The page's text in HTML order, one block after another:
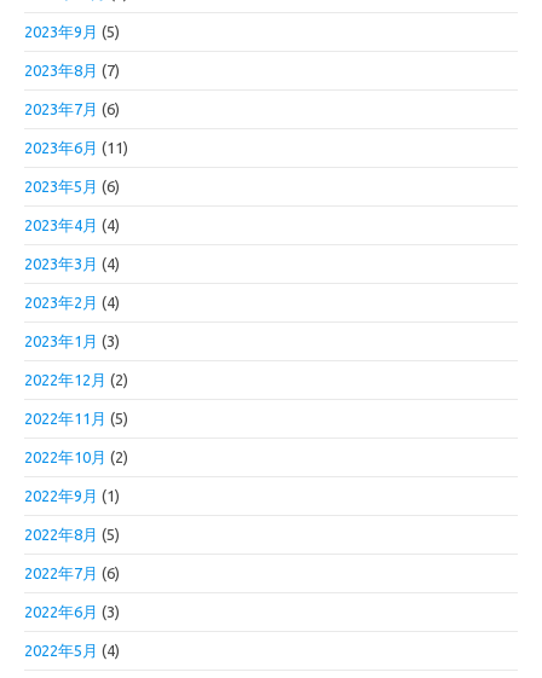
2023年9月 (5)
2023年8月 (7)
2023年7月 (6)
2023年6月 (11)
2023年5月 (6)
2023年4月 (4)
2023年3月 (4)
2023年2月 (4)
2023年1月 (3)
2022年12月 (2)
2022年11月 (5)
2022年10月 (2)
2022年9月 (1)
2022年8月 (5)
2022年7月 (6)
2022年6月 (3)
2022年5月 (4)